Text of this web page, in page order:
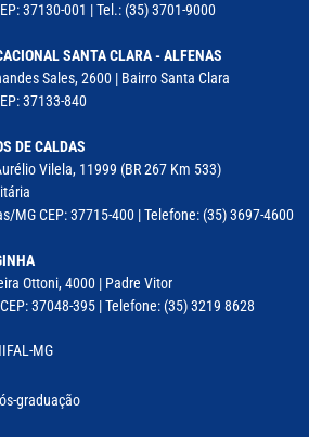
37130-001 | Tel.: (35) 3701-9000
SANTA CLARA - ALFENAS
Sales, 2600 | Bairro Santa Clara
37133-840
DE CALDAS
Vilela, 11999 (BR 267 Km 533)
MG CEP: 37715-400 | Telefone: (35) 3697-4600
Ottoni, 4000 | Padre Vitor
37048-395 | Telefone: (35) 3219 8628
MG
graduação